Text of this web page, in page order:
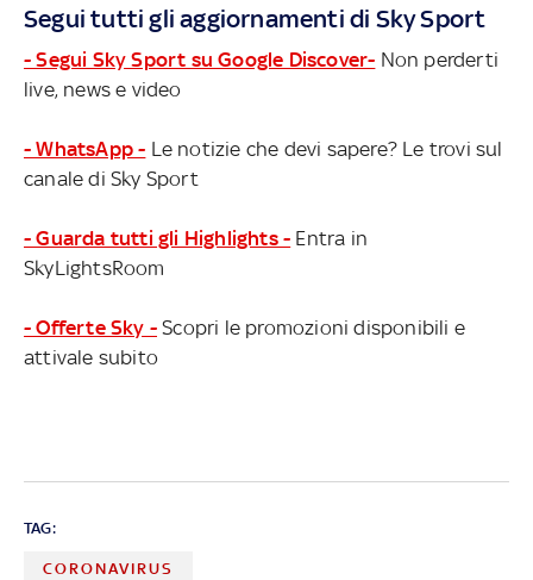
Segui tutti gli aggiornamenti di Sky Sport
- Segui Sky Sport su Google Discover- Non perderti
live, news e video
- WhatsApp - Le notizie che devi sapere? Le trovi sul
canale di Sky Sport
- Guarda tutti gli Highlights - Entra in
SkyLightsRoom
- Offerte Sky - Scopri le promozioni disponibili e
attivale subito
TAG:
CORONAVIRUS